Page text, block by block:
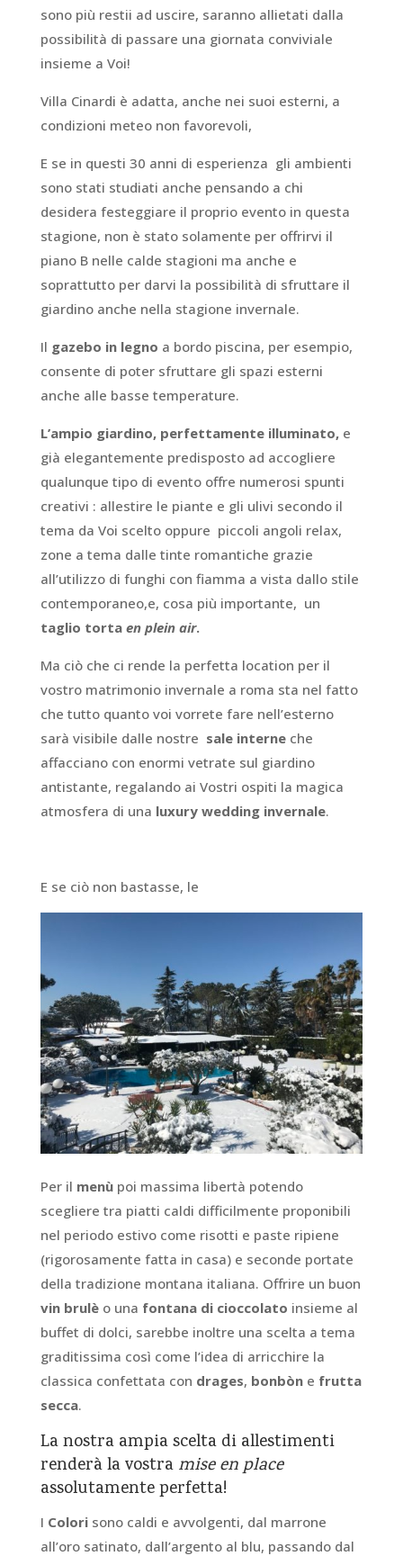
sono più restii ad uscire, saranno allietati dalla
possibilità di passare una giornata conviviale
insieme a Voi!
Villa Cinardi è adatta, anche nei suoi esterni, a
condizioni meteo non favorevoli,
E se in questi 30 anni di esperienza gli ambienti
sono stati studiati anche pensando a chi
desidera festeggiare il proprio evento in questa
stagione, non è stato solamente per offrirvi il
piano B nelle calde stagioni ma anche e
soprattutto per darvi la possibilità di sfruttare il
giardino anche nella stagione invernale.
Il gazebo in legno a bordo piscina, per esempio,
consente di poter sfruttare gli spazi esterni
anche alle basse temperature.
L’ampio giardino, perfettamente illuminato,e
già elegantemente predisposto ad accogliere
qualunque tipo di evento offre numerosi spunti
creativi : allestire le piante e gli ulivi secondo il
tema da Voi scelto oppure piccoli angoli relax,
zone a tema dalle tinte romantiche grazie
all’utilizzo di funghi con fiamma a vista dallo stile
contemporaneo,e, cosa più importante, un
taglio tortaen plein air.
Ma ciò che ci rende la perfetta location per il
vostro matrimonio invernale a roma sta nel fatto
che tutto quanto voi vorrete fare nell’esterno
sarà visibile dalle nostre sale interneche
affacciano con enormi vetrate sul giardino
antistante, regalando ai Vostri ospiti la magica
atmosfera di una luxury wedding invernale.
E se ciò non bastasse, le
Per il menùpoi massima libertà potendo
scegliere tra piatti caldi difficilmente proponibili
nel periodo estivo come risotti e paste ripiene
(rigorosamente fatta in casa) e seconde portate
della tradizione montana italiana. Offrire un buon
vin brulèo una fontana di cioccolato insieme al
buffet di dolci, sarebbe inoltre una scelta a tema
graditissima così come l’idea di arricchire la
classica confettata con drages, bonbòne frutta
secca.
La nostra ampia scelta di allestimenti
renderà la vostra mise en place
assolutamente perfetta!
I Colorisono caldi e avvolgenti, dal marrone
all’oro satinato, dall’argento al blu, passando dal